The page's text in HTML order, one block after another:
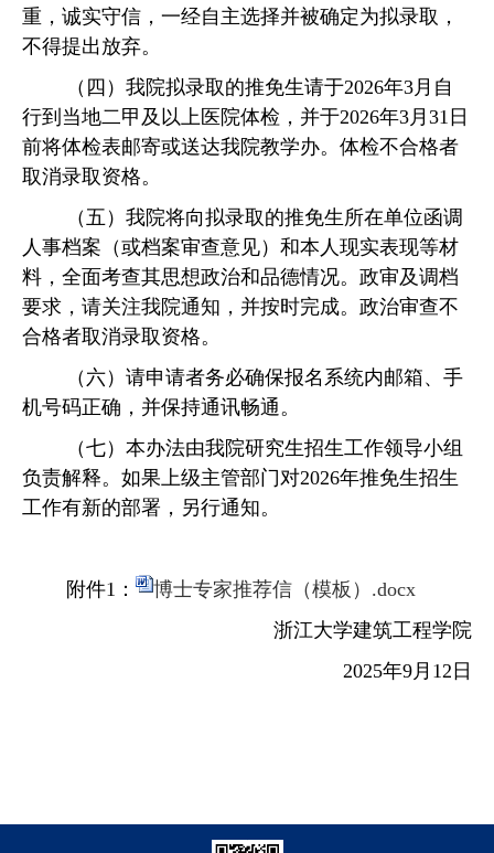
重，诚实守信，一经自主选择并被确定为拟录取，
不得提出放弃。
（ 四 ）我院拟录取的推免生请于2026年3月自
行到当地二甲及以上医院体检，并于2026年3月31日
前将体检表邮寄或送达我院教学办。体检不合格者
取消录取资格。
（五 ）我院将向拟录取的推免生所在单位函调
人事档案（或档案审查意见）和本人现实表现等材
料，全面考查其思想政治和品德情况。 政审及调档
要求，请关注我院通知，并按时完成。 政治审查不
合格者取消录取资格。
（ 六）请申请者务必确保报名系统内邮箱、手
机号码正确，并保持通讯畅通。
（七）本办法由我院研究生招生工作领导小组
负责解释。如果上级主管部门对2026年推免生招生
工作有新的部署，另行通知。
附件1：
博士专家推荐信（模板）.docx
浙江大学建筑工程学院
2025年9月 12 日